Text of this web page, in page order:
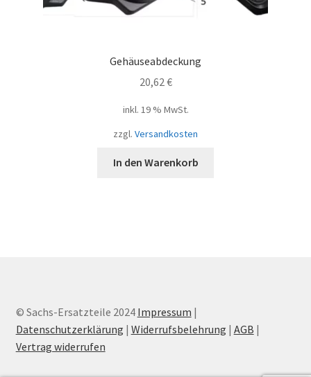
Gehäuseabdeckung
20,62€
inkl. 19 % MwSt.
zzgl. Versandkosten
In den Warenkorb
© Sachs-Ersatzteile 2024 Impressum |
Datenschutzerklärung | Widerrufsbelehrung | AGB |
Vertrag widerrufen